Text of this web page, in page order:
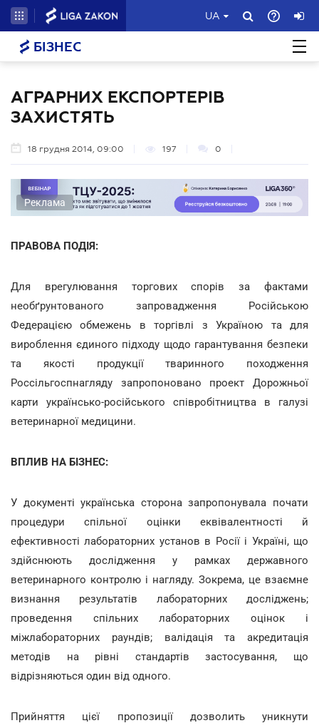
UA
БІЗНЕС
АГРАРНИХ ЕКСПОРТЕРІВ
ЗАХИСТЯТЬ
18 грудня 2014, 09:00 197 0
Реклама
ПРАВОВА ПОДІЯ:
Для врегулювання торгових спорів за фактами
необґрунтованого запровадження Російською
Федерацією обмежень в торгівлі з Україною та для
вироблення єдиного підходу щодо гарантування безпеки
та якості продукції тваринного походження
Россільгоспнагляду запропоновано проект Дорожньої
карти українсько-російського співробітництва в галузі
ветеринарної медицини.
ВПЛИВ НА БІЗНЕС:
У документі українська сторона запропонувала почати
процедури спільної оцінки еквівалентності й
ефективності лабораторних установ в Росії і Україні, що
здійснюють дослідження у рамках державного
ветеринарного контролю і нагляду. Зокрема, це взаємне
визнання результатів лабораторних досліджень;
проведення спільних лабораторних оцінок і
міжлабораторних раундів; валідація та акредитація
методів на рівні стандартів застосування, що
відрізняються один від одного.
Прийняття цієї пропозиції дозволить уникнути